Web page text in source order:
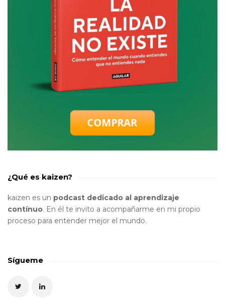
¿Qué es kaizen?
kaizen es un podcast dedicado al aprendizaje
contínuo. En él te invito a acompañarme en mi propio
proceso para entender mejor el mundo.
Sígueme